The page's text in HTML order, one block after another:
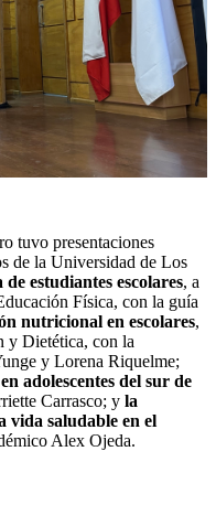
tuvo presentaciones
de la Universidad de Los
estudiantes escolares, a
Física, con la guía
nutricional en escolares,
y Dietética, con la
y Lorena Riquelme;
adolescentes del sur de
Carrasco; y la
vida saludable en el
Alex Ojeda.